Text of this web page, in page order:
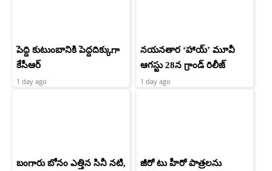
పెద్ది కుటుంబానికి పెద్దదిక్కుగా
కేసీఆర్
1 day ago
నయనతార ‘హాయ్’ మూవీ
ఆగస్టు 28న గ్రాండ్ రిలీజ్
1 day ago
బంగారు బోనం ఎత్తిన సినీ నటి,
జీరో టు హీరో పాత్రలను